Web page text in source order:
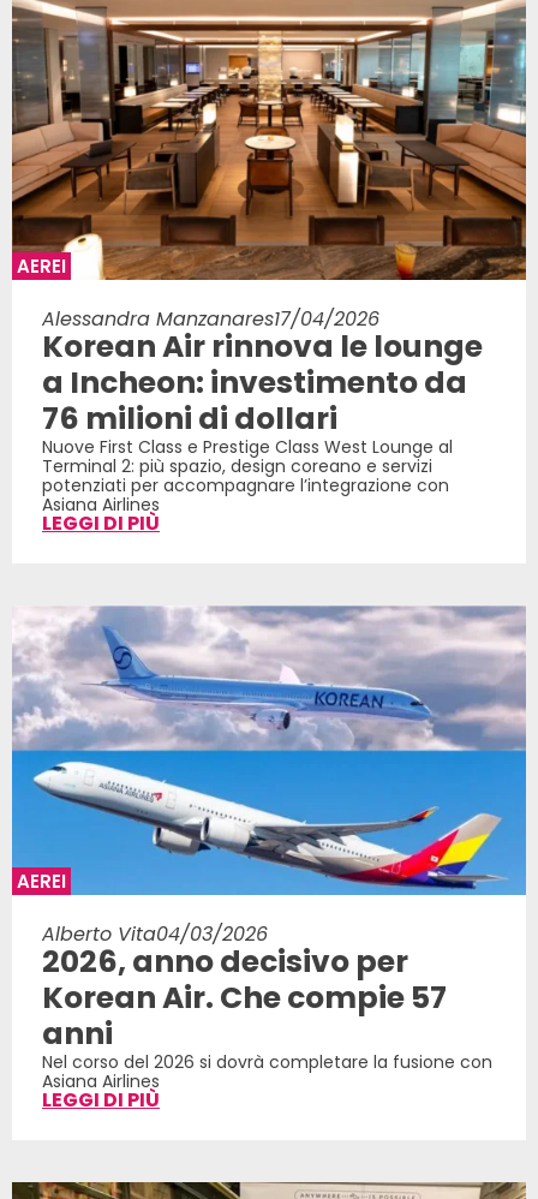
AEREI
Alessandra Manzanares17/04/2026
Korean Air rinnova le lounge
a Incheon: investimento da
76 milioni di dollari
Nuove First Class e Prestige Class West Lounge al
Terminal 2: più spazio, design coreano e servizi
potenziati per accompagnare l’integrazione con
Asiana Airlines
LEGGI DI PIÙ
AEREI
Alberto Vita04/03/2026
2026, anno decisivo per
Korean Air. Che compie 57
anni
Nel corso del 2026 si dovrà completare la fusione con
Asiana Airlines
LEGGI DI PIÙ